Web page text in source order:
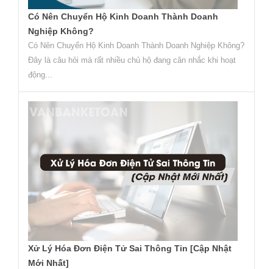
Có Nên Chuyển Hộ Kinh Doanh Thành Doanh
Nghiệp Không?
Có Nên Chuyển Hộ Kinh Doanh Thành Doanh Nghiệp Không?
Đây là câu hỏi mà rất nhiều chủ hộ đang cân nhắc khi hoạt
động...
Xử Lý Hóa Đơn Điện Tử Sai Thông Tin [Cập Nhật
Mới Nhất]